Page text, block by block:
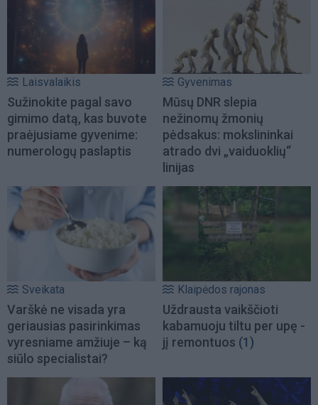
Laisvalaikis
Sužinokite pagal savo
gimimo datą, kas buvote
praėjusiame gyvenime:
numerologų paslaptis
Gyvenimas
Mūsų DNR slepia
nežinomų žmonių
pėdsakus: mokslininkai
atrado dvi „vaiduoklių“
linijas
Sveikata
Varškė ne visada yra
geriausias pasirinkimas
vyresniame amžiuje – ką
siūlo specialistai?
Klaipėdos rajonas
Uždrausta vaikščioti
kabamuoju tiltu per upę -
jį remontuos (1)